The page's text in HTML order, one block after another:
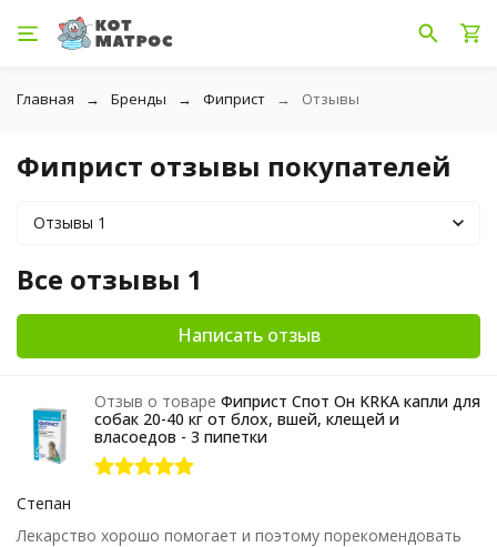
Главная Бренды Фиприст Отзывы
Фиприст отзывы покупателей
Отзывы 1
Все отзывы 1
Написать отзыв
Отзыв о товаре Фиприст Спот Он KRKA капли для
собак 20-40 кг от блох, вшей, клещей и
власоедов - 3 пипетки
Степан
Лекарство хорошо помогает и поэтому порекомендовать